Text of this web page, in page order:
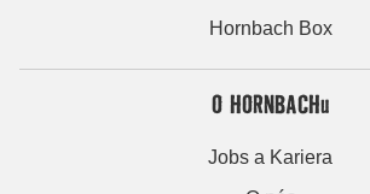
Hornbach Box
O HORNBACHu
Jobs a Kariera